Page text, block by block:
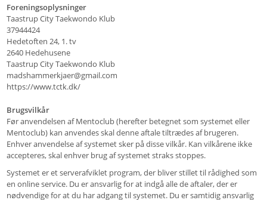
Foreningsoplysninger
Taastrup City Taekwondo Klub
37944424
Hedetoften 24, 1. tv
2640 Hedehusene
Taastrup City Taekwondo Klub
madshammerkjaer@gmail.com
https://www.tctk.dk/
Brugsvilkår
Før anvendelsen af Mentoclub (herefter betegnet som systemet eller
Mentoclub) kan anvendes skal denne aftale tiltrædes af brugeren.
Enhver anvendelse af systemet sker på disse vilkår. Kan vilkårene ikke
accepteres, skal enhver brug af systemet straks stoppes.
Systemet er et serverafviklet program, der bliver stillet til rådighed som
en online service. Du er ansvarlig for at indgå alle de aftaler, der er
nødvendige for at du har adgang til systemet. Du er samtidig ansvarlig